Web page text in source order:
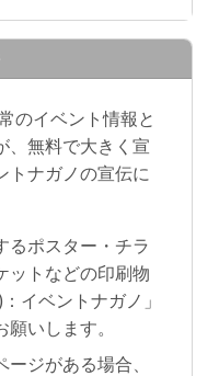
のイベント情報と
、無料で大きく宣
トナガノの宣伝に
るポスター・チラ
ットなどの印刷物
イベントナガノ」
いします。
ジがある場合、